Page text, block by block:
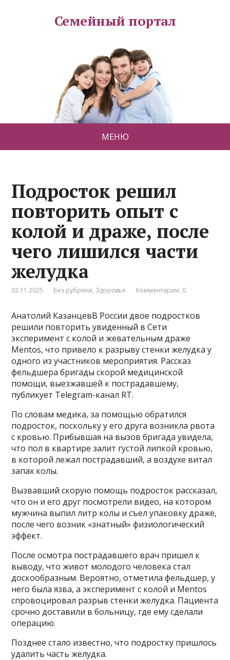
Семейный портал
МЕНЮ
Подросток решил
повторить опыт с
колой и драже, после
чего лишился части
желудка
02.11.2025 Без рубрики, Здоровье Комментарии: 0
Анатолий КазанцевВ России двое подростков
решили повторить увиденный в Сети
эксперимент с колой и жевательным драже
Mentos, что привело к разрыву стенки желудка у
одного из участников мероприятия. Рассказ
фельдшера бригады скорой медицинской
помощи, выезжавшей к пострадавшему,
публикует Telegram-канал RT.
По словам медика, за помощью обратился
подросток, поскольку у его друга возникла рвота
с кровью. Прибывшая на вызов бригада увидела,
что пол в квартире залит густой липкой кровью,
в которой лежал пострадавший, а воздухе витал
запах колы.
Вызвавший скорую помощь подросток рассказал,
что он и его друг посмотрели видео, на котором
мужчина выпил литр колы и съел упаковку драже,
после чего возник «знатный» физиологический
эффект.
После осмотра пострадавшего врач пришел к
выводу, что живот молодого человека стал
доскообразным. Вероятно, отметила фельдшер, у
него была язва, а эксперимент с колой и Mentos
спровоцировал разрыв стенки желудка. Пациента
срочно доставили в больницу, где ему сделали
операцию.
Позднее стало известно, что подростку пришлось
удалить часть желудка.